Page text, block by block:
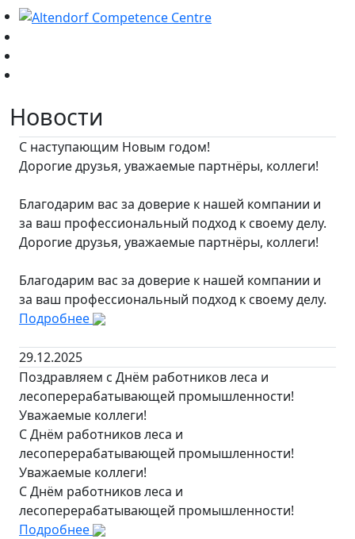
Новости
С наступающим Новым годом!
Дорогие друзья, уважаемые партнёры, коллеги!
Благодарим вас за доверие к нашей компании и
за ваш профессиональный подход к своему делу.
Дорогие друзья, уважаемые партнёры, коллеги!
Благодарим вас за доверие к нашей компании и
за ваш профессиональный подход к своему делу.
Подробнее
29.12.2025
Поздравляем с Днём работников леса и
лесоперерабатывающей промышленности!
Уважаемые коллеги!
С Днём работников леса и
лесоперерабатывающей промышленности!
Уважаемые коллеги!
С Днём работников леса и
лесоперерабатывающей промышленности!
Подробнее